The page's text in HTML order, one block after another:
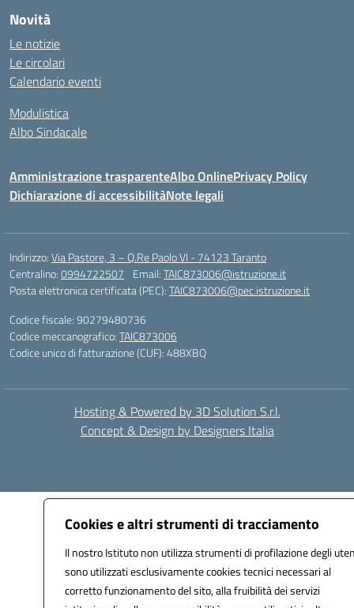
Cookies e altri strumenti di tracciamento
Il nostro Istituto non utilizza strumenti di profilazione degli
sono utilizzati esclusivamente cookies tecnici necessari al
corretto funzionamento del sito, alla fruibilità dei servizi
Novità
Le notizie
Le circolari
Calendario eventi
Modulistica
Albo Sindacale
Amministrazione trasparenteAlbo OnlinePrivacy Policy
Dichiarazione di accessibilitàNote legali
Indirizzo:Via Pastore, 3 – Q.Re Paolo VI - 74123 Taranto
Centralino:0994722507 Email:TAIC873006@istruzione.it
Posta elettronica certificata (PEC):TAIC873006@pec.istruzione.it
Codice fiscale: 90279480736
Codice meccanografico:TAIC873006
Codice unico di fatturazione (CUF): 488XBQ
Hosting & Powered by 3D Solution S.r.l.
Concept & Design by Designers Italia